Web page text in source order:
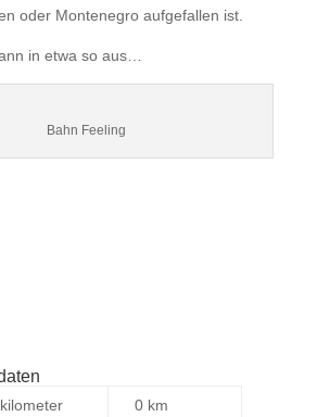
oder Montenegro aufgefallen ist.
in etwa so aus…
Bahn Feeling
0 km